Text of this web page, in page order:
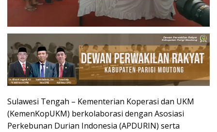
Sulawesi Tengah – Kementerian Koperasi dan UKM
(KemenKopUKM) berkolaborasi dengan Asosiasi
Perkebunan Durian Indonesia (APDURIN) serta